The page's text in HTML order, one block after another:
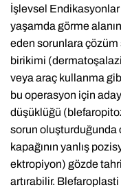
İşlevsel Endikasyonlar
yaşamda görme
eden sorunlara çözüm
birikimi
veya araç kullanma
bu operasyon için
düşüklüğü
sorun oluşturduğunda
kapağının yanlış
ektropiyon) gözde
artırabilir.